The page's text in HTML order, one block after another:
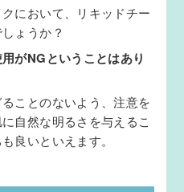
において、リキッドチー
ょうか？
がNGということはあり
ことのないよう、注意を
自然な明るさを与えるこ
良いといえます。